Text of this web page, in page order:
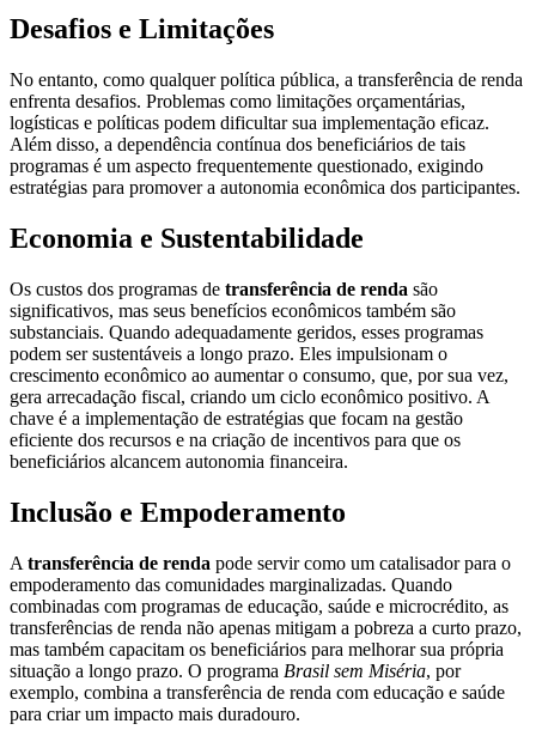
Desafios e Limitações
No entanto, como qualquer política pública, a transferência de renda
enfrenta desafios. Problemas como limitações orçamentárias,
logísticas e políticas podem dificultar sua implementação eficaz.
Além disso, a dependência contínua dos beneficiários de tais
programas é um aspecto frequentemente questionado, exigindo
estratégias para promover a autonomia econômica dos participantes.
Economia e Sustentabilidade
Os custos dos programas de transferência de renda são
significativos, mas seus benefícios econômicos também são
substanciais. Quando adequadamente geridos, esses programas
podem ser sustentáveis a longo prazo. Eles impulsionam o
crescimento econômico ao aumentar o consumo, que, por sua vez,
gera arrecadação fiscal, criando um ciclo econômico positivo. A
chave é a implementação de estratégias que focam na gestão
eficiente dos recursos e na criação de incentivos para que os
beneficiários alcancem autonomia financeira.
Inclusão e Empoderamento
A transferência de renda pode servir como um catalisador para o
empoderamento das comunidades marginalizadas. Quando
combinadas com programas de educação, saúde e microcrédito, as
transferências de renda não apenas mitigam a pobreza a curto prazo,
mas também capacitam os beneficiários para melhorar sua própria
situação a longo prazo. O programa Brasil sem Miséria, por
exemplo, combina a transferência de renda com educação e saúde
para criar um impacto mais duradouro.